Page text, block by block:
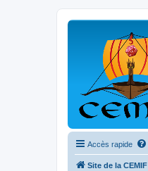
Accès rapide
Site de la CEMIF